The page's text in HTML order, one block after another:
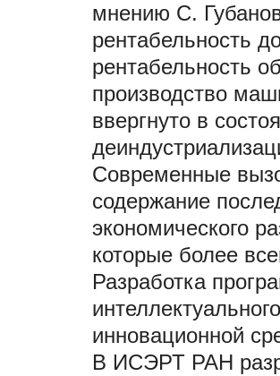
мнению С.
рентабельность
рентабельность
производство
ввергнуто в
Современные
содержание
экономического
которые более
Разработка
инновационной
В ИСЭРТ РАН